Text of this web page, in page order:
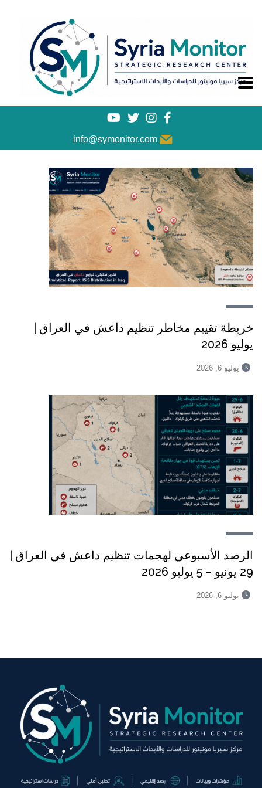
info@symonitor.com
خريطة تقييم مخاطر تنظيم داعش في العراق |
يوليو 2026
يوليو 6, 2026
الرصد الأسبوعي لهجمات تنظيم داعش في العراق |
29 يونيو – 5 يوليو 2026
يوليو 6, 2026